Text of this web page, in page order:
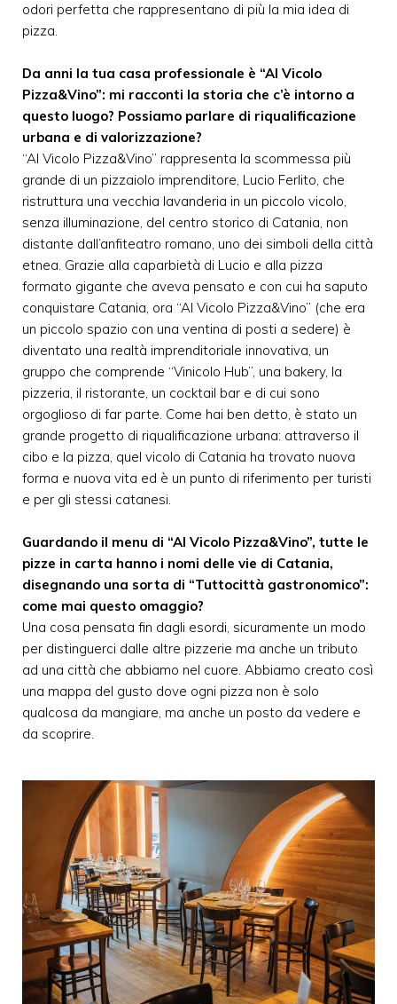
odori perfetta che rappresentano di più la mia idea di
pizza.
Da anni la tua casa professionale è “Al Vicolo
Pizza&Vino”: mi racconti la storia che c’è intorno a
questo luogo? Possiamo parlare di riqualificazione
urbana e di valorizzazione?
“Al Vicolo Pizza&Vino” rappresenta la scommessa più
grande di un pizzaiolo imprenditore, Lucio Ferlito, che
ristruttura una vecchia lavanderia in un piccolo vicolo,
senza illuminazione, del centro storico di Catania, non
distante dall’anfiteatro romano, uno dei simboli della città
etnea. Grazie alla caparbietà di Lucio e alla pizza
formato gigante che aveva pensato e con cui ha saputo
conquistare Catania, ora “Al Vicolo Pizza&Vino” (che era
un piccolo spazio con una ventina di posti a sedere) è
diventato una realtà imprenditoriale innovativa, un
gruppo che comprende “Vinicolo Hub”, una bakery, la
pizzeria, il ristorante, un cocktail bar e di cui sono
orgoglioso di far parte. Come hai ben detto, è stato un
grande progetto di riqualificazione urbana: attraverso il
cibo e la pizza, quel vicolo di Catania ha trovato nuova
forma e nuova vita ed è un punto di riferimento per turisti
e per gli stessi catanesi.
Guardando il menu di “Al Vicolo Pizza&Vino”, tutte le
pizze in carta hanno i nomi delle vie di Catania,
disegnando una sorta di “Tuttocittà gastronomico”:
come mai questo omaggio?
Una cosa pensata fin dagli esordi, sicuramente un modo
per distinguerci dalle altre pizzerie ma anche un tributo
ad una città che abbiamo nel cuore. Abbiamo creato così
una mappa del gusto dove ogni pizza non è solo
qualcosa da mangiare, ma anche un posto da vedere e
da scoprire.